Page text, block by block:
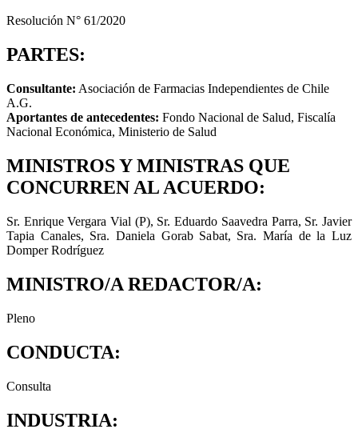
Resolución N° 61/2020
PARTES:
Consultante: Asociación de Farmacias Independientes de Chile
A.G.
Aportantes de antecedentes: Fondo Nacional de Salud, Fiscalía
Nacional Económica, Ministerio de Salud
MINISTROS Y MINISTRAS QUE
CONCURREN AL ACUERDO:
Sr. Enrique Vergara Vial (P), Sr. Eduardo Saavedra Parra, Sr. Javier
Tapia Canales, Sra. Daniela Gorab Sabat, Sra. María de la Luz
Domper Rodríguez
MINISTRO/A REDACTOR/A:
Pleno
CONDUCTA:
Consulta
INDUSTRIA: